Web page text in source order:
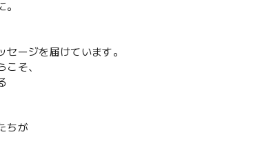
ージを届けています。
そ、
ちが